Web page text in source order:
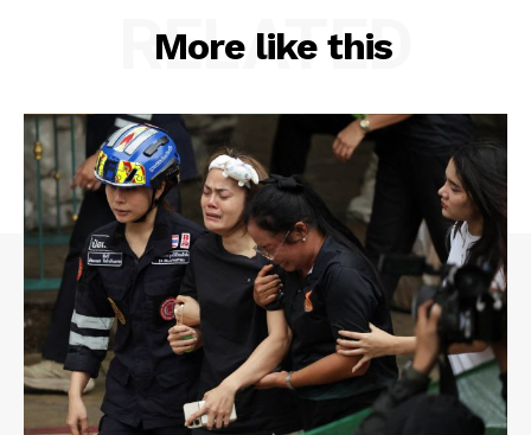
More like this
RELATED